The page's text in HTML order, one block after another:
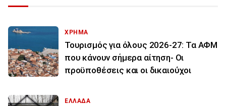
ΧΡΗΜΑ
Τουρισμός για όλους 2026-27: Τα ΑΦΜ
που κάνουν σήμερα αίτηση- Οι
προϋποθέσεις και οι δικαιούχοι
ΕΛΛΑΔΑ